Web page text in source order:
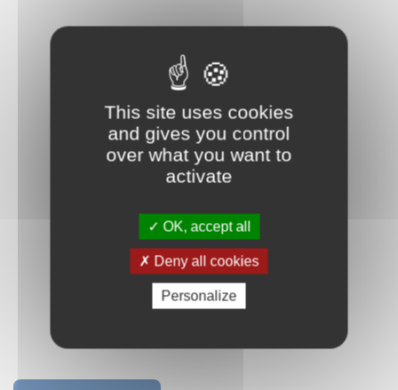
This site uses cookies
and gives you control
over what you want to
activate
OK, accept all
Deny all cookies
Personalize